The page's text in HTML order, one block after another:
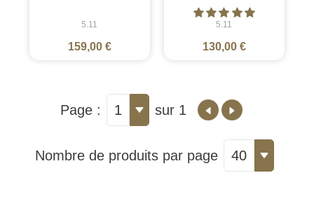
5.11
159,00 €
5.11
130,00 €
Page : 1 sur 1
Nombre de produits par page 40